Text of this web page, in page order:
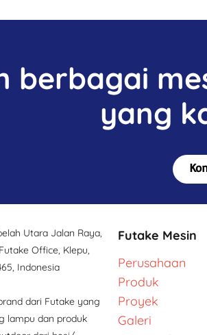
berbagai
yang
Utara Jalan Raya,
Office, Klepu,
Indonesia
dari Futake yang
lampu dan produk
Futake Mesin
Perusahaan
Produk
Proyek
Galeri